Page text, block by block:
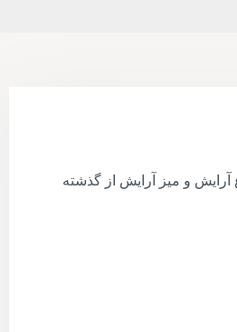
آرایش و میز آرایش از گذشته